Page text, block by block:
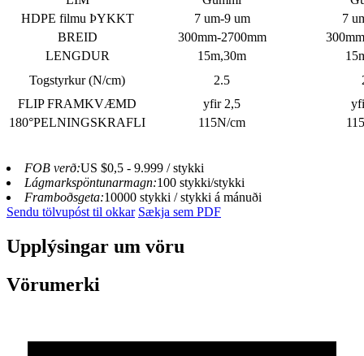
HDPE filmu ÞYKKT
7 um-9 um
7
BREID
300mm-2700mm
LENGDUR
15m,30m
Togstyrkur (N/cm)
2.5
FLIP FRAMKVÆMD
yfir 2,5
180°PELNINGSKRAFLI
115N/cm
FOB verð:US $0,5 - 9.999 / stykki
Lágmarkspöntunarmagn:100 stykki/stykki
Framboðsgeta:10000 stykki / stykki á mánuði
Sendu tölvupóst til okkar Sækja sem PDF
Upplýsingar um vöru
Vörumerki